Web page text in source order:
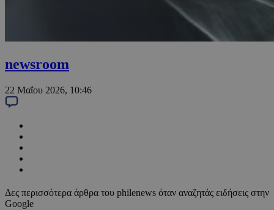
newsroom
22 Μαΐου 2026, 10:46
Δες περισσότερα άρθρα του philenews όταν αναζητάς ειδήσεις στην
Google